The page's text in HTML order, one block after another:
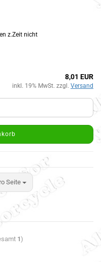
z.Zeit nicht
8,01 EUR
inkl. 19% MwSt. zzgl. Versand
Seite
1)